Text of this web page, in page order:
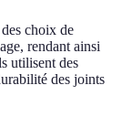
choix de
rendant ainsi
utilisent des
des joints